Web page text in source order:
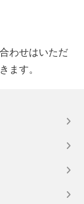
わせはいただ
ます。